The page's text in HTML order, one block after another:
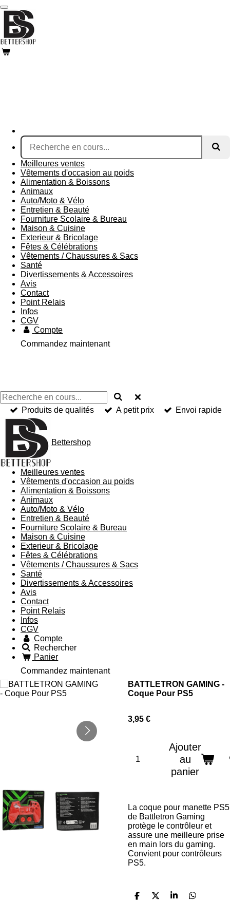
Passer
au
contenu
principal
Meilleures ventes
Vêtements d'occasion au poids
Alimentation & Boissons
Animaux
Auto/Moto & Vélo
Entretien & Beauté
Fourniture Scolaire & Bureau
Maison & Cuisine
Exterieur & Bricolage
Fêtes & Célébrations
Vêtements / Chaussures & Sacs
Santé
Divertissements & Accessoires
Avis
Contact
Point Relais
Infos
CGV
Compte
Commandez maintenant
Produits de qualités A petit prix Envoi rapide
Bettershop
Meilleures ventes
Vêtements d'occasion au poids
Alimentation & Boissons
Animaux
Auto/Moto & Vélo
Entretien & Beauté
Fourniture Scolaire & Bureau
Maison & Cuisine
Exterieur & Bricolage
Fêtes & Célébrations
Vêtements / Chaussures & Sacs
Santé
Divertissements & Accessoires
Avis
Contact
Point Relais
Infos
CGV
Compte
Rechercher
Panier
Commandez maintenant
BATTLETRON GAMING -
Coque Pour PS5
3,95 €
Ajouter
au
panier
La coque pour manette PS5
de Battletron Gaming
protège le contrôleur et
assure une meilleure prise
en main lors du gaming.
Convient pour contrôleurs
PS5.
P
P
P
P